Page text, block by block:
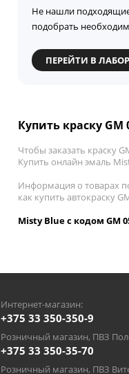
Не нашли
подобрать
ПЕРЕЙТИ В
Купить краску GM
Чтобы заказать краску
Купить онлайн эмаль
Информация о товарах
как купить автокраску
Misty Blue с кодом GM
Интернет-магазин:
+375 33 350-350-9
Розничный магазин, ПВЗ
+375 33 350-35-70
Розничный магазин, ПВЗ